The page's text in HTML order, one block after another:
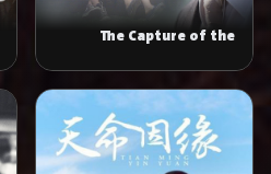
The Capture of the